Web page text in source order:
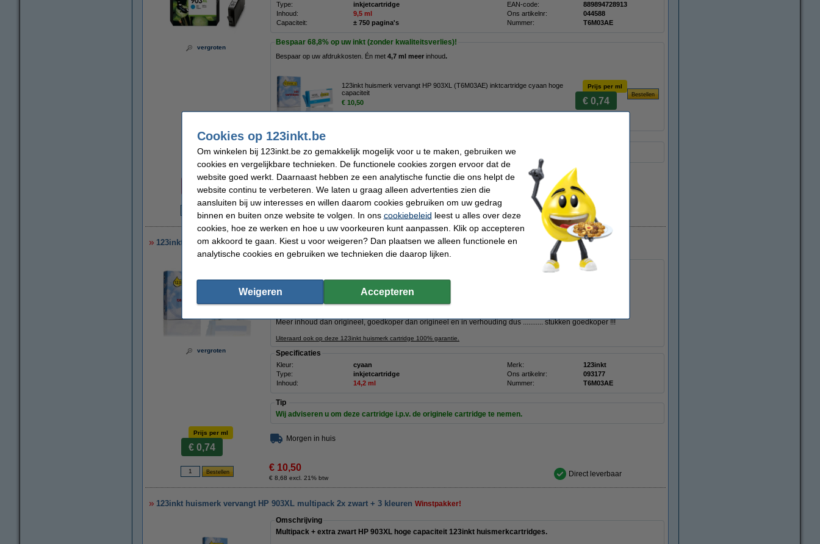
vergroten
Type:
inkjetcartridge EAN-code:
889894728913
Inhoud:
9,5 ml Ons artikelnr:
044588
Capaciteit:
± 750 pagina's Nummer: T6M03AE
Bespaar 68,8% op uw inkt (zonder kwaliteitsverlies)!
Bespaar op uw afdrukkosten. Én met 4,7 ml meer inhoud.
123inkt huismerk vervangt HP 903XL (T6M03AE) inktcartridge cyaan hoge
capaciteit
€ 10,50
Prijs per ml
€ 0,74
Tip
Wij adviseren u i.p.v. deze cartridge de 123inkt huismerk-uitvoering te nemen.
€ 2,37
Morgen in huis
€ 22,50
€ 18,60 excl. 21% btw Direct leverbaar
123inkt huismerk vervangt HP 903XL (T6M03AE) inktcartridge cyaan hoge capaciteit
vergroten
Omschrijving
123inkt huismerk cartridge cyaan.
Inhoud 14,2ml(dusbijna2 x zoveel inktals origineel !!!).
Meer inhoud dan origineel, goedkoper dan origineel en in verhouding dus ........... stukken goedkoper !!!
Uiteraard ook op deze 123inkt huismerk cartridge 100% garantie.
Specificaties
Kleur: cyaan Merk:
123inkt
Type:
inkjetcartridge Ons artikelnr:
093177
Inhoud:
14,2 ml Nummer: T6M03AE
Tip
Wij adviseren u om deze cartridge i.p.v. de originele cartridge te nemen.
Prijs per ml
€ 0,74
Morgen in huis
€ 10,50
€ 8,68 excl. 21% btw Direct leverbaar
123inkt huismerk vervangt HP 903XL multipack 2x zwart + 3 kleuren Winstpakker!
Omschrijving
Multipack + extra zwart HP 903XL hoge capaciteit 123inkt huismerkcartridges.
Cookies op 123inkt.be
Om winkelen bij 123inkt.be zo gemakkelijk mogelijk voor u te maken, gebruiken we
cookies en vergelijkbare technieken. De functionele cookies zorgen ervoor dat de
website goed werkt. Daarnaast hebben ze een analytische functie die ons helpt de
website continu te verbeteren. We laten u graag alleen advertenties zien die
aansluiten bij uw interesses en willen daarom cookies gebruiken om uw gedrag
binnen en buiten onze website te volgen. In ons cookiebeleid leest u alles over deze
cookies, hoe ze werken en hoe u uw voorkeuren kunt aanpassen. Klik op accepteren
om akkoord te gaan. Kiest u voor weigeren? Dan plaatsen we alleen functionele en
analytische cookies en gebruiken we technieken die daarop lijken.
Weigeren Accepteren